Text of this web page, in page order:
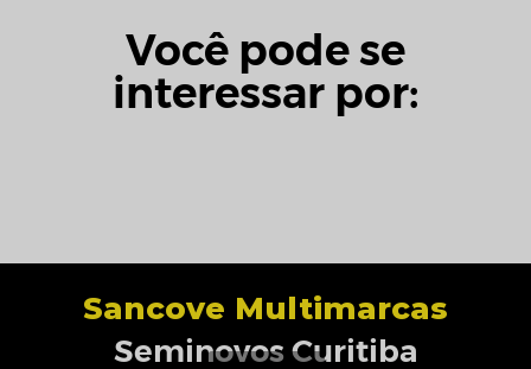
Você pode se
interessar por:
Sancove Multimarcas
Seminovos Curitiba